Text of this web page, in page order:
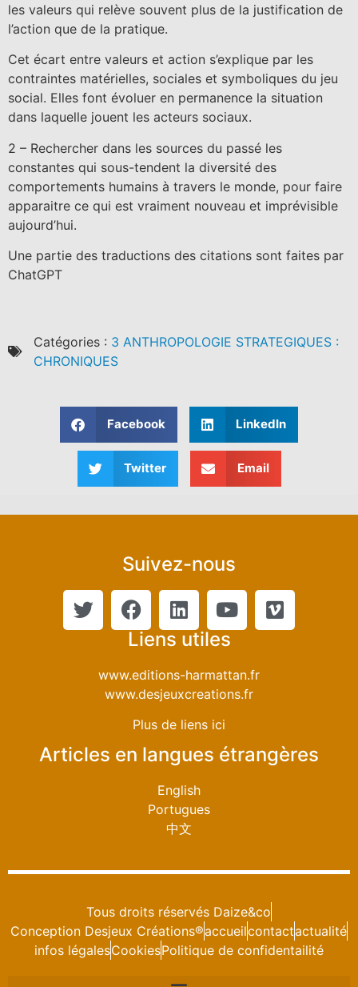
les valeurs qui relève souvent plus de la justification de
l’action que de la pratique.
Cet écart entre valeurs et action s’explique par les
contraintes matérielles, sociales et symboliques du jeu
social. Elles font évoluer en permanence la situation
dans laquelle jouent les acteurs sociaux.
2 – Rechercher dans les sources du passé les
constantes qui sous-tendent la diversité des
comportements humains à travers le monde, pour faire
apparaitre ce qui est vraiment nouveau et imprévisible
aujourd’hui.
Une partie des traductions des citations sont faites par
ChatGPT
Catégories : 3 ANTHROPOLOGIE STRATEGIQUES :
CHRONIQUES
Facebook LinkedIn
Twitter Email
Suivez-nous
Liens utiles
www.editions-harmattan.fr
www.desjeuxcreations.fr
Plus de liens ici
Articles en langues étrangères
English
Portugues
中文
Tous droits réservés Daize&co
Conception Desjeux Créations®accueilcontactactualité
infos légalesCookiesPolitique de confidentailité